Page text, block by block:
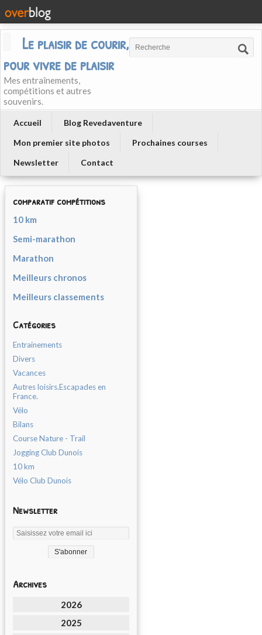
Le plaisir de courir, courir
pour vivre de plaisir
Mes entraînements,
compétitions et autres
souvenirs.
Accueil
Blog Revedaventure
Mon premier site photos
Prochaines courses
Newsletter
Contact
comparatif compétitions
10 km
Semi-marathon
Marathon
Meilleurs chronos
Meilleurs classements
Catégories
Entrainements
Divers
Vacances
Autres loisirs.Escapades en
France.
Vélo
Bilans
Course Nature - Trail
Jogging Club Dunois
10 km
Vélo Club Dunois
Newsletter
Archives
2026
2025